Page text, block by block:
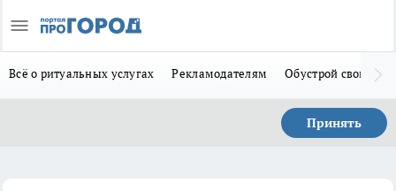
Всё о ритуальных услугах Рекламодателям Обустрой свой дом
Принять